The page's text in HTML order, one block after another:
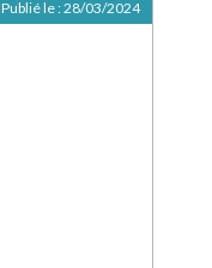
Publié le :28/03/2024